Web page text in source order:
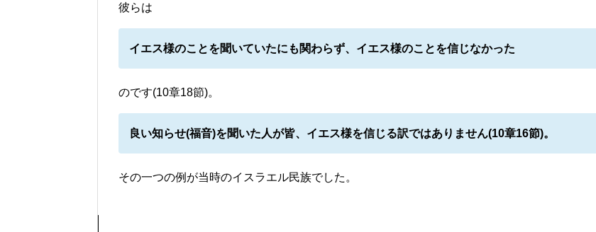
彼らは
イエス様のことを聞いていたにも関わらず、イエス様のことを信じなかった
のです(10章18節)。
良い知らせ(福音)を聞いた人が皆、イエス様を信じる訳ではありません(10章16節)。
その一つの例が当時のイスラエル民族でした。